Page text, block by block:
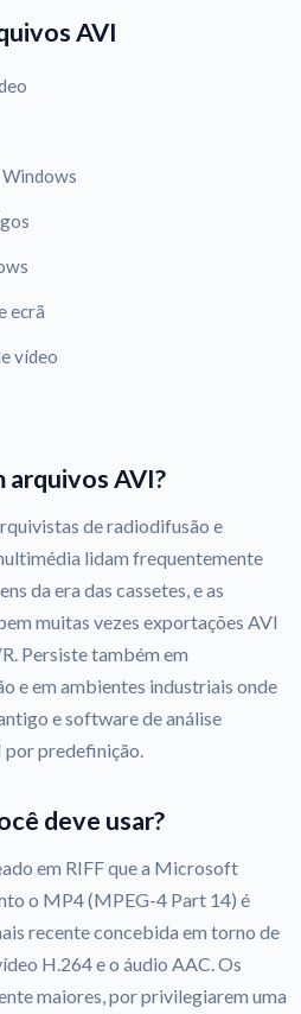
AVI
Windows
ecrã
vídeo
arquivos AVI?
de radiodifusão e
lidam frequentemente
da era das cassetes, e as
muitas vezes exportações AVI
Persiste também em
e em ambientes industriais onde
e software de análise
por predefinição.
deve usar?
em RIFF que a Microsoft
o MP4 (MPEG-4 Part 14) é
recente concebida em torno de
H.264 e o áudio AAC. Os
maiores, por privilegiarem uma